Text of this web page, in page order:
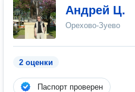
Андрей Ц.
Орехово-Зуево
2 оценки
Паспорт проверен